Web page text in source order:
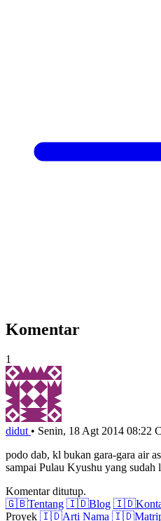
Komentar
1
didut • Senin, 18 Agt 2014 08:22
podo dab, kl bukan gara-gara air
sampai Pulau Kyushu yang
Komentar ditutup.
🇬🇧Tentang 🇮🇩Blog 🇮🇩
Proyek 🇮🇩Arti Nama 🇮🇩